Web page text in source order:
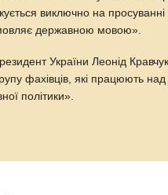
виключно на просуванні
державною мовою».
України Леонід
фахівців, які працюють
політики».